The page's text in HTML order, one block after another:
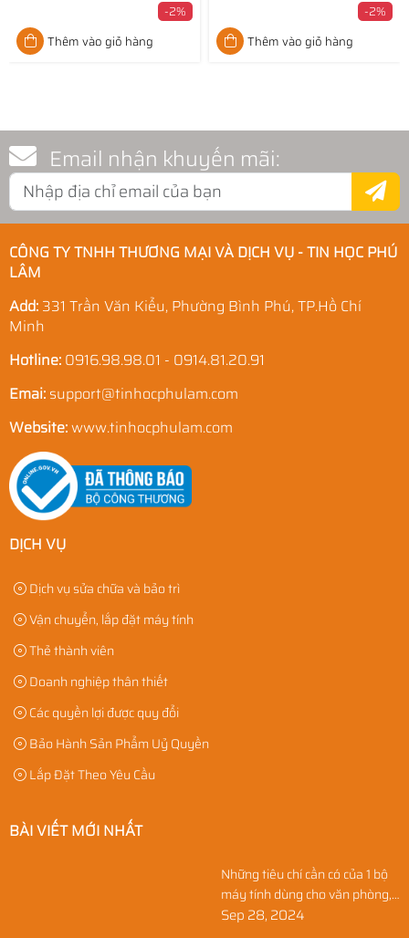
-2%
Thêm vào giỏ hàng
-2%
Thêm vào giỏ hàng
Email nhận khuyến mãi:
CÔNG TY TNHH THƯƠNG MẠI VÀ DỊCH VỤ - TIN HỌC PHÚ
LÂM
Add: 331 Trần Văn Kiểu, Phường Bình Phú, TP.Hồ Chí
Minh
Hotline: 0916.98.98.01 - 0914.81.20.91
Emai: support@tinhocphulam.com
Website:www.tinhocphulam.com
DỊCH VỤ
Dịch vụ sửa chữa và bảo trì
Vận chuyển, lắp đặt máy tính
Thẻ thành viên
Doanh nghiệp thân thiết
Các quyền lợi được quy đổi
Bảo Hành Sản Phẩm Uỷ Quyền
Lắp Đặt Theo Yêu Cầu
BÀI VIẾT MỚI NHẤT
Những tiêu chí cần có của 1 bộ
máy tính dùng cho văn phòng,
học sinh, và gia đình
Sep 28, 2024